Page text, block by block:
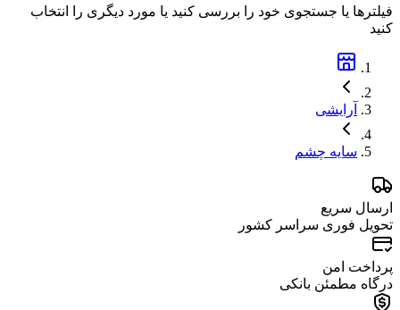
فیلترها یا جستجوی خود را بررسی کنید یا مورد دیگری را انتخاب
کنید
آرایشی
سایه چشم
ارسال سریع
تحویل فوری سراسر کشور
پرداخت امن
درگاه مطمئن بانکی